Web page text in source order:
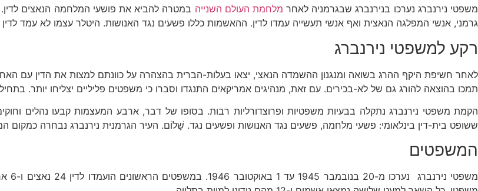
משפטי נירנברג נערכו בנירנברג שבגרמניה לאחר מלחמת העולם השנייה במטרה להביא את פושעי המלחמה הנאצים לדין.
גרמני, אנשי המפלגה הנאצית ואף אנשי תעשייה עמדו לדין. ההאשמות כללו פשעים נגד האנושות. היטלר עצמו לא עמד
רקע למשפטי נירנברג
לאחר חשיפת היקף ההרג בשואה ומנגנון ההשמדה הנאצי, יצאו בעלות-הברית בהצהרה על כוונתם למצות את הדין עם
תמכו בהוצאה להורג גם של לא-בכירים. עם זאת, מנהיגים אמריקאים התנגדו וסברו כי משפטים פליליים יצליחו יותר.
הקמת משפטי נירנברג נתקלה בבעיות משפטיות ופרוצדורליות רבות. בסופו של דבר, ארבע המעצמות קבעו נהלים
ששופט בית-דין בינלאומי: פשעי מלחמה, פשעים נגד האנושות ופשעים נגד. שָׁלוֹם. העיר הגרמנית נירנברג נבחרה כמקום
המשפטים